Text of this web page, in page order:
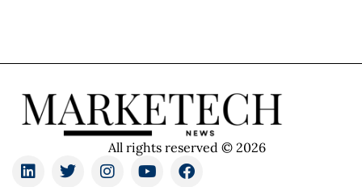
All rights reserved © 2026